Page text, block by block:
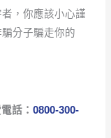
，你應該小心謹
分子騙走你的
話：0800-300-